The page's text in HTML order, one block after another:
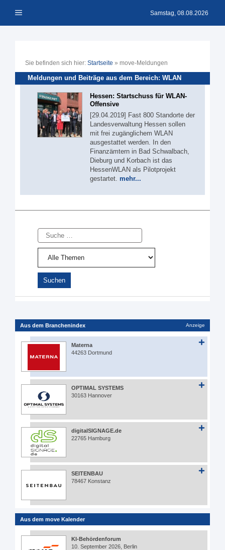
Inhalt Menü Samstag, 08.08.2026
Sie befinden sich hier: Startseite » move-Meldungen
Meldungen und Beiträge aus dem Bereich: WLAN
Hessen: Startschuss für WLAN-
Offensive
[29.04.2019] Fast 800 Standorte der
Landesverwaltung Hessen sollen
mit frei zugänglichem WLAN
ausgestattet werden. In den
Finanzämtern in Bad Schwalbach,
Dieburg und Korbach ist das
HessenWLAN als Pilotprojekt
gestartet. mehr...
Suche
Aus dem Branchenindex Anzeige
Materna
44263 Dortmund
OPTIMAL SYSTEMS
30163 Hannover
digitalSIGNAGE.de
22765 Hamburg
SEITENBAU
78467 Konstanz
Aus dem move Kalender
KI-Behördenforum
10. September 2026, Berlin